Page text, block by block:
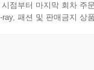
점부터 마지막 회차 주
패션 및 판매금지 상